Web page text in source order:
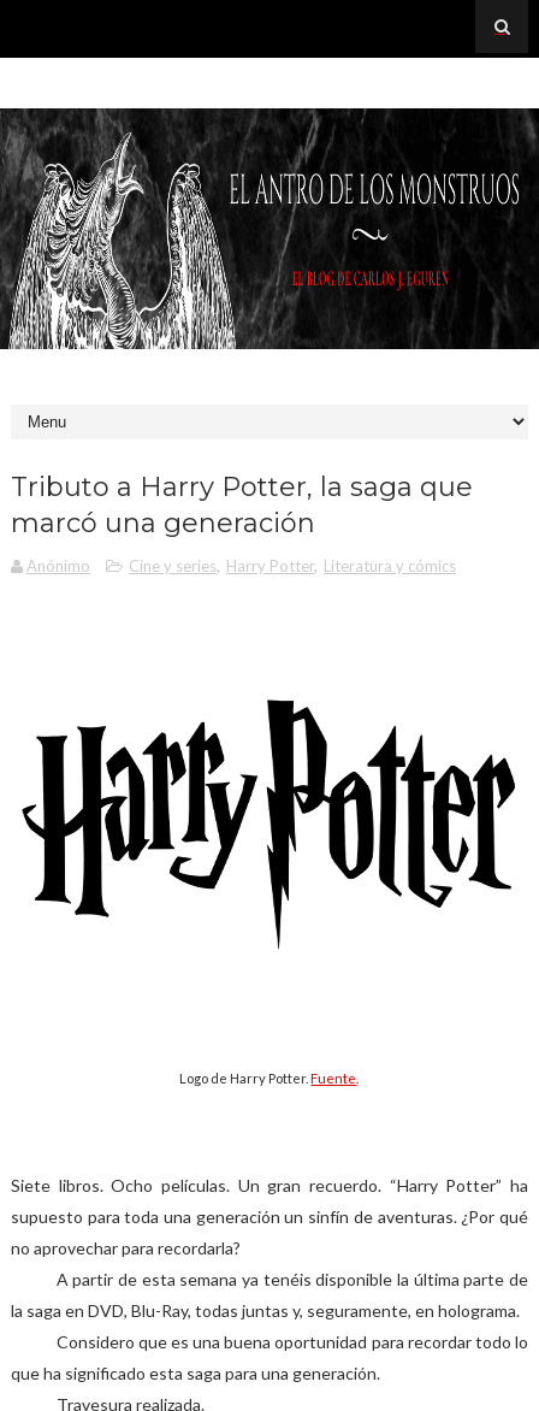
Tributo a Harry Potter, la saga que
marcó una generación
Anónimo Cine y series, Harry Potter, Literatura y cómics
Logo de Harry Potter.Fuente
Siete libros.Ocho películas. Un gran recuerdo. “Harry Potter” ha
supuesto para toda una generación un sinfín de aventuras.¿Por qué
no aprovechar para recordarla?
A partir de esta semana ya tenéis disponible la última parte de
la saga en DVD, Blu-Ray, todas juntas y, seguramente, en holograma.
Considero que es una buena oportunidad para recordar todo lo
que ha significado esta saga para una generación.
Travesura realizada.